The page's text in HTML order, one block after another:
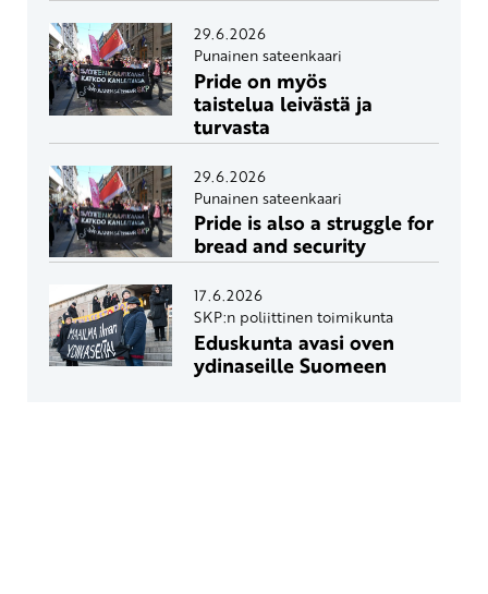
29.6.2026
Punainen sateenkaari
Pride on myös
taistelua leivästä ja
turvasta
29.6.2026
Punainen sateenkaari
Pride is also a struggle for
bread and security
17.6.2026
SKP:n poliittinen toimikunta
Eduskunta avasi oven
ydinaseille Suomeen